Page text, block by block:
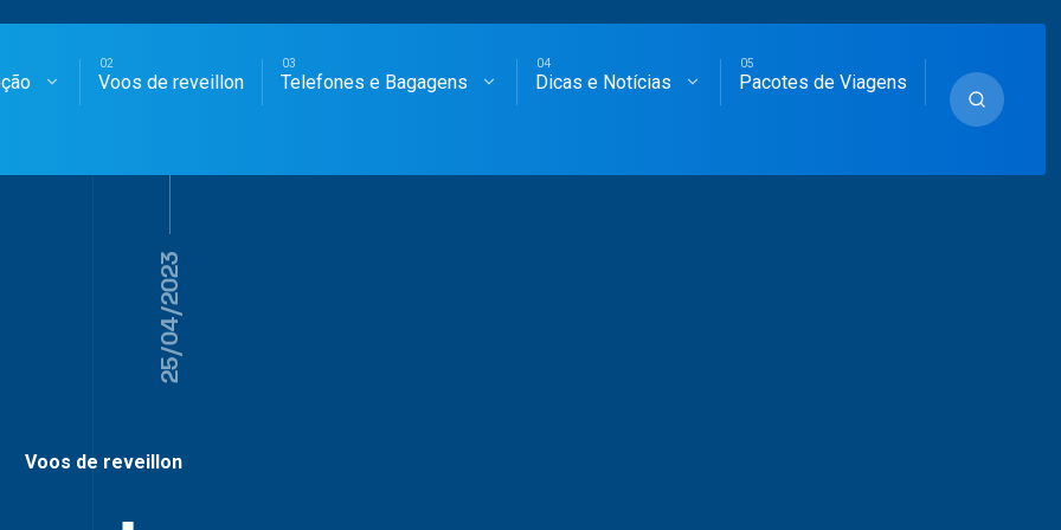
AÉREAS
Voos de reveillon Telefones e Bagagens Dicas e Notícias Pacotes de Viagens
25/04/2023
Voos de reveillon